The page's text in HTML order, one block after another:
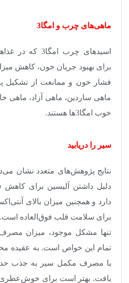
ماهی‌های چرب و امگا3
اسیدهای چرب
برای بهبود جریان خون، کاهش
فشار خون و ممانعت از تشکیل
ماهی ساردین، ماهی آزاد، ماهی
خوب امگا3ها هستند
.
سیر را دریابید
نتایج پژوهش‌های متعدد نشان
دلیل داشتن آلیسین برای
دارد و همچنین میزان بالای
برای سلامت قلب فوق‌العاده است.
تنها مشکل موجود، میزان مصرف
تمام این خواص است. به عقیده
با مصرف مکمل سیر به جذب
یافت. بهتر است برای